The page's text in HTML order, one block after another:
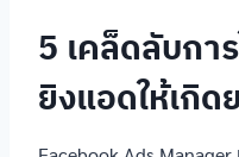
5 เคล็ดลับกา
ยิงแอดให้เกิด